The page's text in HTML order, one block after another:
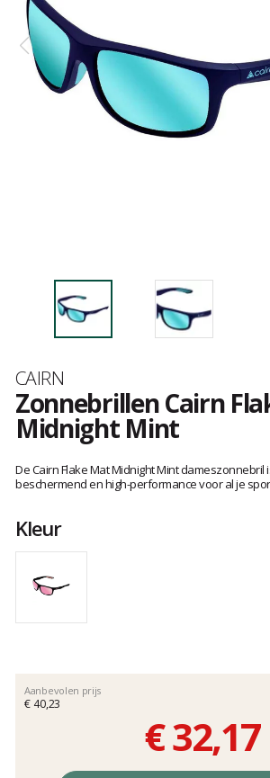
Merk
CAIRN
Zonnebrillen Cairn
Midnight Mint
oordeel
van
De Cairn Flake Mat Midnight Mint dameszonnebril
beschermend en high-performance voor al je
Kleur
Aanbevolen prijs
€ 40,23
€ 32,17